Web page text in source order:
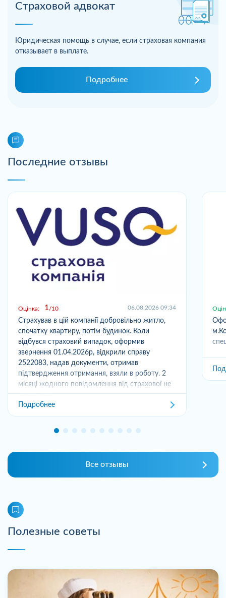
Страховой адвокат
Юридическая помощь в случае, если страховая компания
отказывает в выплате.
Подробнее
Последние отзывы
Оцінка: 1 10 06.08.2026 09:34
Страхував в цій компанії добровільно житло,
спочатку квартиру, потім будинок. Коли
відбувся страховий випадок, оформив
звернення 01.04.2026р, відкрили справу
2522083, надав документи, отримав
підтвердження отримання, взяли в роботу. 2
місяці жодного повідомлення від страхової не
отримував,...
Подробнее
Все отзывы
Полезные советы